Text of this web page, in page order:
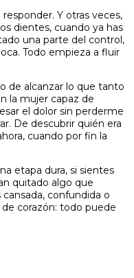
Y otras veces,
dientes, cuando ya has
una parte del control,
Todo empieza a fluir
de alcanzar lo que tanto
la mujer capaz de
el dolor sin perderme
De descubrir quién era
cuando por fin la
etapa dura, si sientes
quitado algo que
confundida o
corazón: todo puede